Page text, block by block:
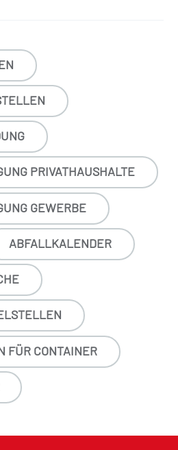
PRIVATHAUSHALTE
GEWERBE
ABFALLKALENDER
FÜR CONTAINER